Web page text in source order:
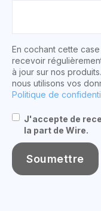
En cochant cette
recevoir
à jour sur nos
nous utilisons vos
Politique de
J'accepte de
la part de Wire.